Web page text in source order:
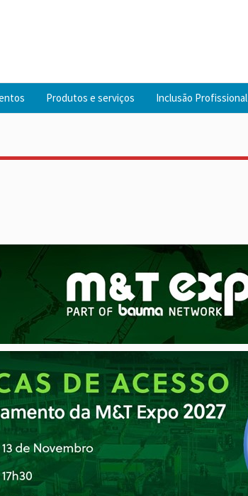
Produtos e serviços Inclusão Profissional